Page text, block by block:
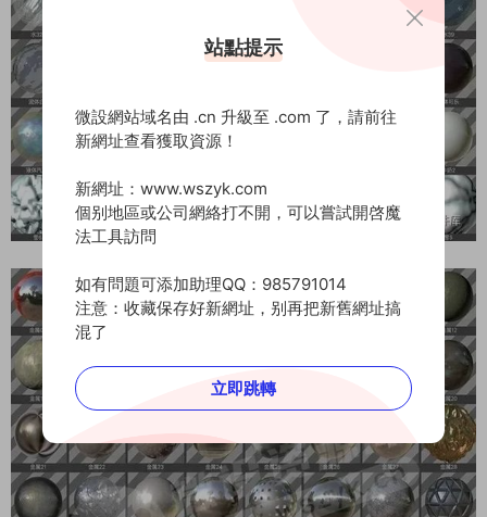
站點提示
微設網站域名由 .cn 升級至 .com 了，請前往
新網址查看獲取資源！
新網址：www.wszyk.com
個别地區或公司網絡打不開，可以嘗試開啓魔
法工具訪問
如有問題可添加助理QQ：985791014
注意：收藏保存好新網址，别再把新舊網址搞
混了
立即跳轉